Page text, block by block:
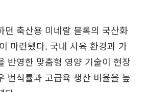
던 축산용 미네랄 블록의 국산화
마련됐다. 국내 사육 환경과 가
반영한 맞춤형 영양 기술이 현장
번식률과 고급육 생산 비율을 높